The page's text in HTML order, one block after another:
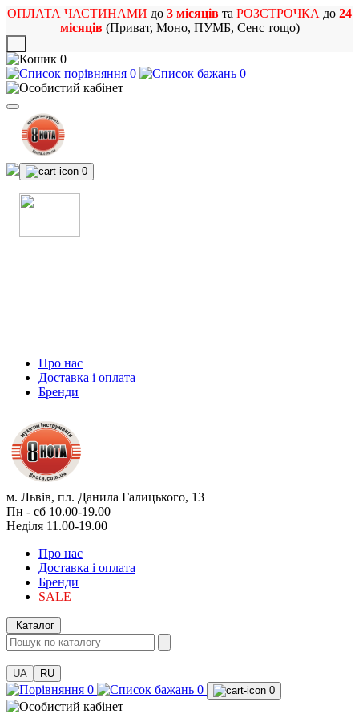
ОПЛАТА ЧАСТИНАМИ до 3 місяців та РОЗСТРОЧКА до 24
місяців(Приват, Моно, ПУМБ, Сенс тощо)
0
0
0
0
Про нас
Доставка і оплата
Бренди
м. Львів, пл. Данила Галицького, 13
Пн - сб 10.00-19.00
Неділя 11.00-19.00
Про нас
Доставка і оплата
Бренди
SALE
Каталог
UA RU
0 0 0